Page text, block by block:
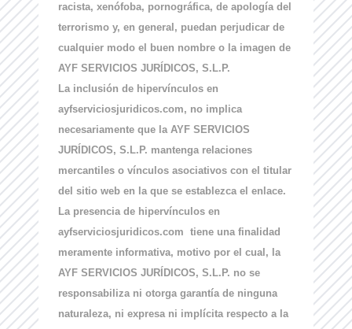
racista, xenófoba, pornográfica, de apología del
terrorismo y, en general, puedan perjudicar de
cualquier modo el buen nombre o la imagen de
AYF SERVICIOS JURÍDICOS, S.L.P.
La inclusión de hipervínculos en
ayfserviciosjuridicos.com, no implica
necesariamente que la AYF SERVICIOS
JURÍDICOS, S.L.P. mantenga relaciones
mercantiles o vínculos asociativos con el titular
del sitio web en la que se establezca el enlace.
La presencia de hipervínculos en
ayfserviciosjuridicos.com tiene una finalidad
meramente informativa, motivo por el cual, la
AYF SERVICIOS JURÍDICOS, S.L.P. no se
responsabiliza ni otorga garantía de ninguna
naturaleza, ni expresa ni implícita respecto a la